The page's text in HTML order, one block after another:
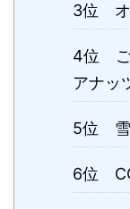
3位 オ
4位 ご
アナッ
5位 雪
6位